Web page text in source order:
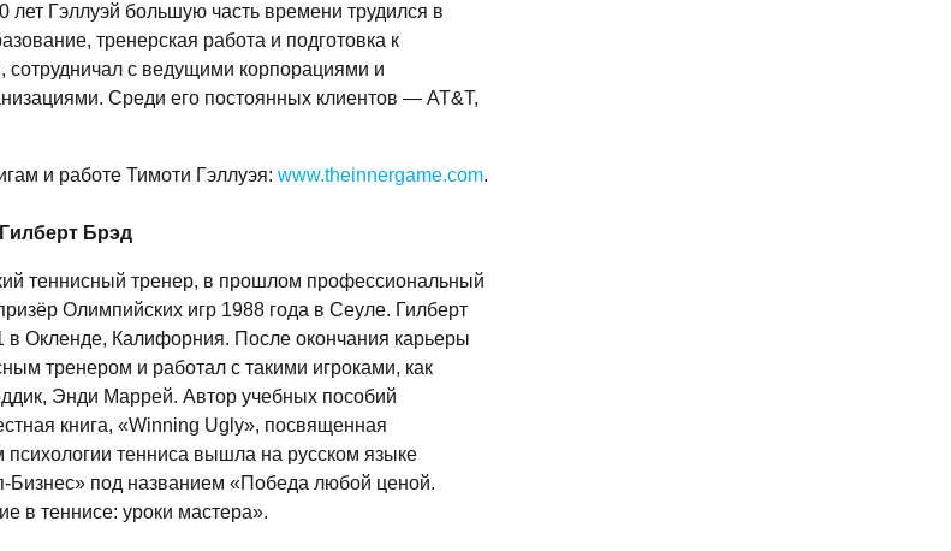
лет Гэллуэй большую часть времени трудился в
тренерская работа и подготовка к
сотрудничал с ведущими корпорациями и
Среди его постоянных клиентов — AT&T,
и работе Тимоти Гэллуэя: www.theinnergame.com.
Гилберт Брэд
теннисный тренер, в прошлом профессиональный
Олимпийских игр 1988 года в Сеуле. Гилберт
в Окленде, Калифорния. После окончания карьеры
тренером и работал с такими игроками, как
Энди Маррей. Автор учебных пособий
книга, «Winning Ugly», посвященная
психологии тенниса вышла на русском языке
Бизнес» под названием «Победа любой ценой.
в теннисе: уроки мастера».